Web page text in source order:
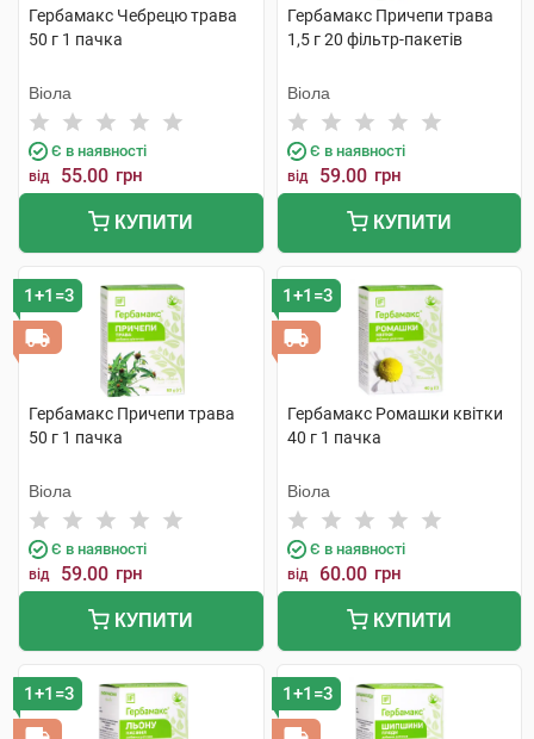
Гербамакс Чебрецю трава
50 г 1 пачка
Віола
Є в наявності
від 55.00 грн
КУПИТИ
Гербамакс Причепи трава
1,5 г 20 фільтр-пакетів
Віола
Є в наявності
від 59.00 грн
КУПИТИ
1+1=3
Гербамакс Причепи трава
50 г 1 пачка
Віола
Є в наявності
від 59.00 грн
КУПИТИ
1+1=3
Гербамакс Ромашки квітки
40 г 1 пачка
Віола
Є в наявності
від 60.00 грн
КУПИТИ
1+1=3 1+1=3